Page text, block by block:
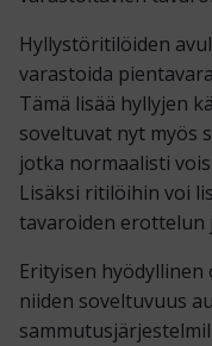
Hyllystöritilöiden
varastoida
Tämä lisää hyllyjen
soveltuvat nyt myös
jotka normaalisti
Lisäksi ritilöihin voi
tavaroiden erottelun
Erityisen
niiden soveltuvuus